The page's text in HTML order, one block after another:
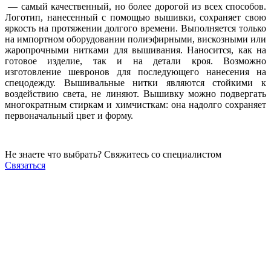
— самый качественный, но более дорогой из всех способов.
Логотип, нанесенный с помощью вышивки, сохраняет свою
яркость на протяжении долгого времени. Выполняется только
на импортном оборудовании полиэфирными, вискозными или
жаропрочными нитками для вышивания. Наносится, как на
готовое изделие, так и на детали кроя. Возможно
изготовление шевронов для последующего нанесения на
спецодежду. Вышивальные нитки являются стойкими к
воздействию света, не линяют. Вышивку можно подвергать
многократным стиркам и химчисткам: она надолго сохраняет
первоначальный цвет и форму.
Не знаете что выбрать? Свяжитесь со специалистом
Связаться